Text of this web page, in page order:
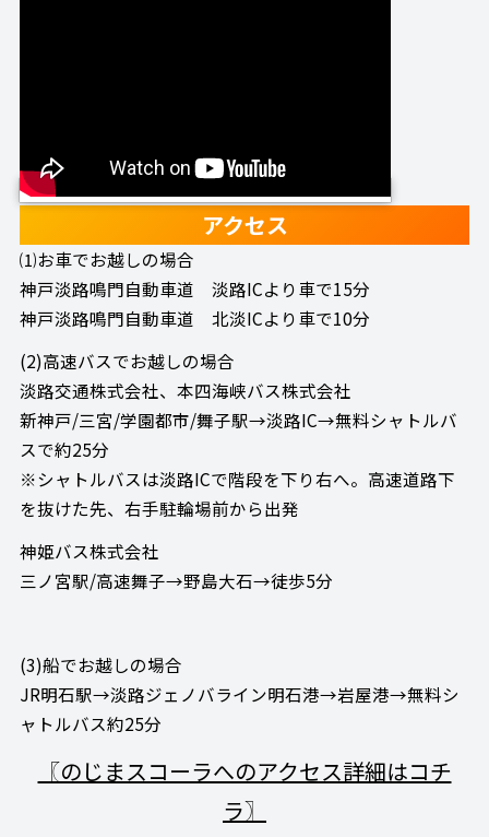
アクセス
⑴お車でお越しの場合
神戸淡路鳴門自動車道 淡路ICより車で15分
神戸淡路鳴門自動車道 北淡ICより車で10分
(2)高速バスでお越しの場合
淡路交通株式会社、本四海峡バス株式会社
新神戸/三宮/学園都市/舞子駅→淡路IC→無料シャトルバ
スで約25分
※シャトルバスは淡路ICで階段を下り右へ。高速道路下
を抜けた先、右手駐輪場前から出発
神姫バス株式会社
三ノ宮駅/高速舞子→野島大石→徒歩5分
(3)船でお越しの場合
JR明石駅→淡路ジェノバライン明石港→岩屋港→無料シ
ャトルバス約25分
〖のじまスコーラへのアクセス詳細はコチ
ラ〗